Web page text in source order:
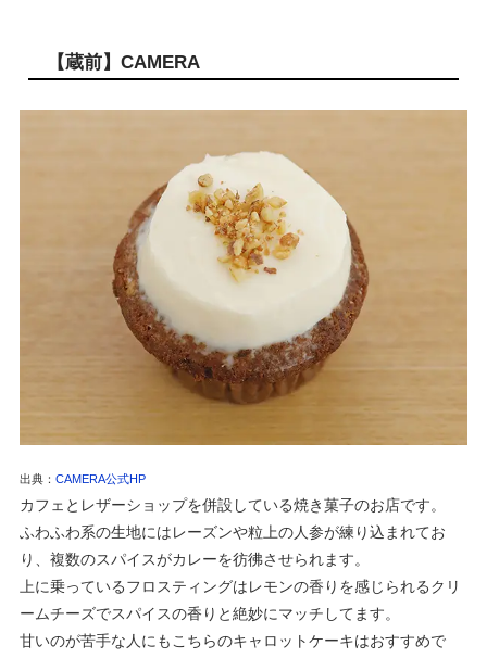
【蔵前】CAMERA
出典： CAMERA公式HP
カフェとレザーショップを併設している焼き菓子のお店です。
ふわふわ系の生地にはレーズンや粒上の人参が練り込まれてお
り、複数のスパイスがカレーを彷彿させられます。
上に乗っているフロスティングはレモンの香りを感じられるクリ
ームチーズでスパイスの香りと絶妙にマッチしてます。
甘いのが苦手な人にもこちらのキャロットケーキはおすすめで